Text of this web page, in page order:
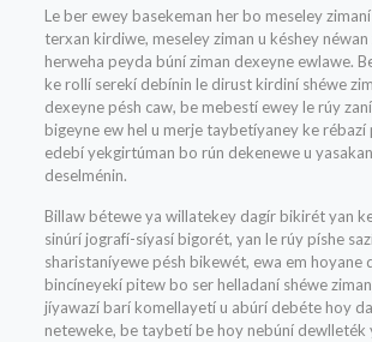
Le ber ewey basekeman her bo meseley
terxan kirdiwe, meseley ziman u késhey néwan
herweha peyda búní ziman dexeyne ewlawe.
ke rollí serekí debínin le dirust kirdiní shéwe
dexeyne pésh caw, be mebestí ewey le rúy
bigeyne ew hel u merje taybetíyaney ke rébazí
edebí yekgirtúman bo rún dekenewe u
deselménin.
Billaw bétewe ya willatekey dagír bikirét yan
sinúrí jografí-síyasí bigorét, yan le rúy píshe
sharistaníyewe pésh bikewét, ewa em hoyane
bincíneyekí pitew bo ser helladaní shéwe
jíyawazí barí komellayetí u abúrí debéte hoy
neteweke, be taybetí be hoy nebúní dewlleték